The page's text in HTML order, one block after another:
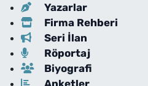
Yazarlar
Firma Rehberi
Seri İlan
Röportaj
Biyografi
Anketler